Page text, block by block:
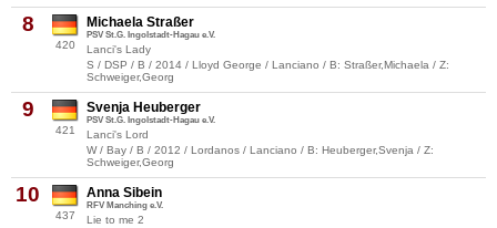
8
420
Michaela Straßer
PSV St.G. Ingolstadt-Hagau e.V.
Lanci's Lady
S / DSP / B / 2014 / Lloyd George / Lanciano / B: Straßer,Michaela / Z:
Schweiger,Georg
9
421
Svenja Heuberger
PSV St.G. Ingolstadt-Hagau e.V.
Lanci's Lord
W / Bay / B / 2012 / Lordanos / Lanciano / B: Heuberger,Svenja / Z:
Schweiger,Georg
10
437
Anna Sibein
RFV Manching e.V.
Lie to me 2